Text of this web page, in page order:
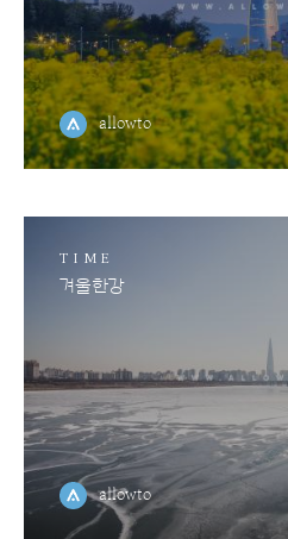
allowto
TIME
겨울한강
allowto